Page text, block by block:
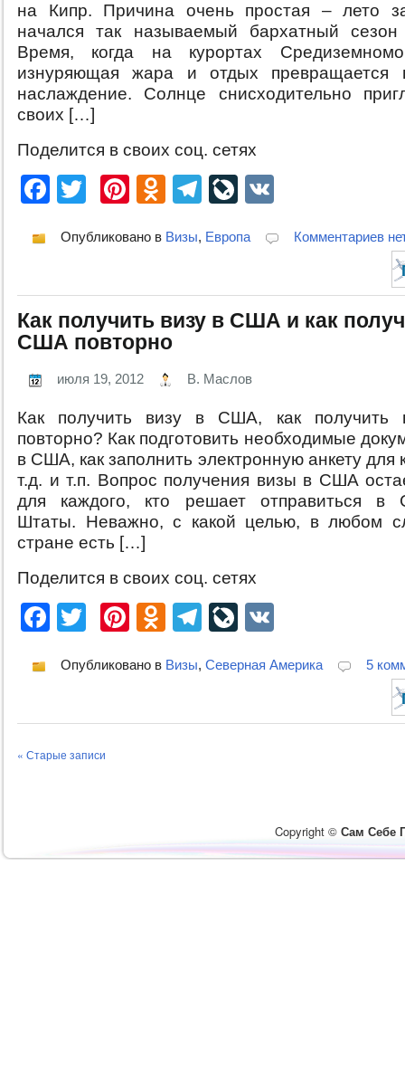
на Кипр. Причина очень простая – лето
начался так называемый бархатный
Время, когда на курортах
изнуряющая жара и отдых превращается
наслаждение. Солнце снисходительно
своих […]
Поделится в своих соц. сетях
Facebook
TwitterPinterest
Odnoklassniki
Telegram
LiveJournal
Опубликовано в Визы, Европа Комментариев
Как получить визу в США и как
США повторно
июля 19, 2012 В. Маслов
Как получить визу в США, как
повторно? Как подготовить необходимые
в США, как заполнить электронную анкету для
т.д. и т.п. Вопрос получения визы в США
для каждого, кто решает отправиться в
Штаты. Неважно, с какой целью, в любом
стране есть […]
Поделится в своих соц. сетях
Facebook
TwitterPinterest
Odnoklassniki
Telegram
LiveJournal
Опубликовано в Визы, Северная Америка 5
« Старые записи
Copyright © Сам Себе